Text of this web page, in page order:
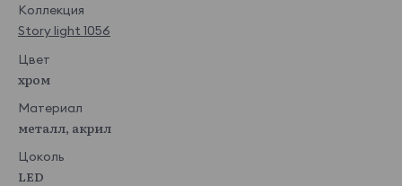
Коллекция
Story light 1056
Цвет
хром
Материал
металл, акрил
Цоколь
LED